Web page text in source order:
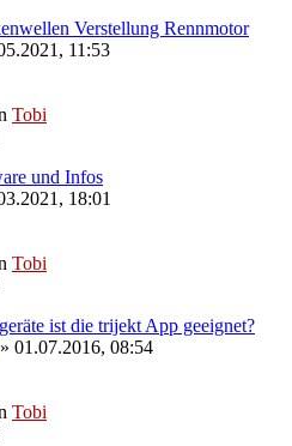
Verstellung Rennmotor
11:53
Tobi
und Infos
18:01
Tobi
ist die trijekt App geeignet?
» 01.07.2016, 08:54
Tobi